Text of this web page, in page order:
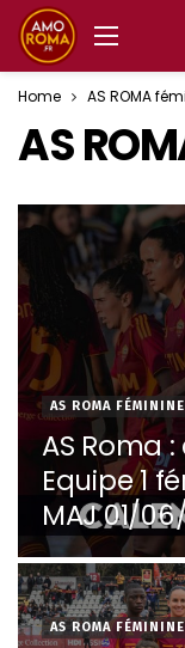
Home AS ROMA
AS
AS ROMA FÉMININE
AS Roma
Equipe 1
MAJ 01/
AS ROMA FÉMININE